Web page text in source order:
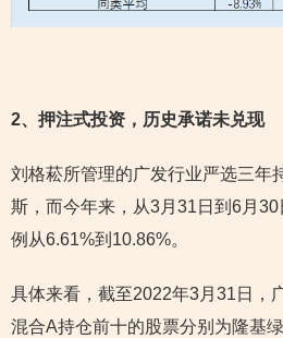
2、押注式投资，历史承诺未兑现
刘格菘所管理的广发行业严选三年
斯，而今年来，从3月31日到6月
例从6.61%到10.86%。
具体来看，截至2022年3月31日，
混合A持仓前十的股票分别为隆基